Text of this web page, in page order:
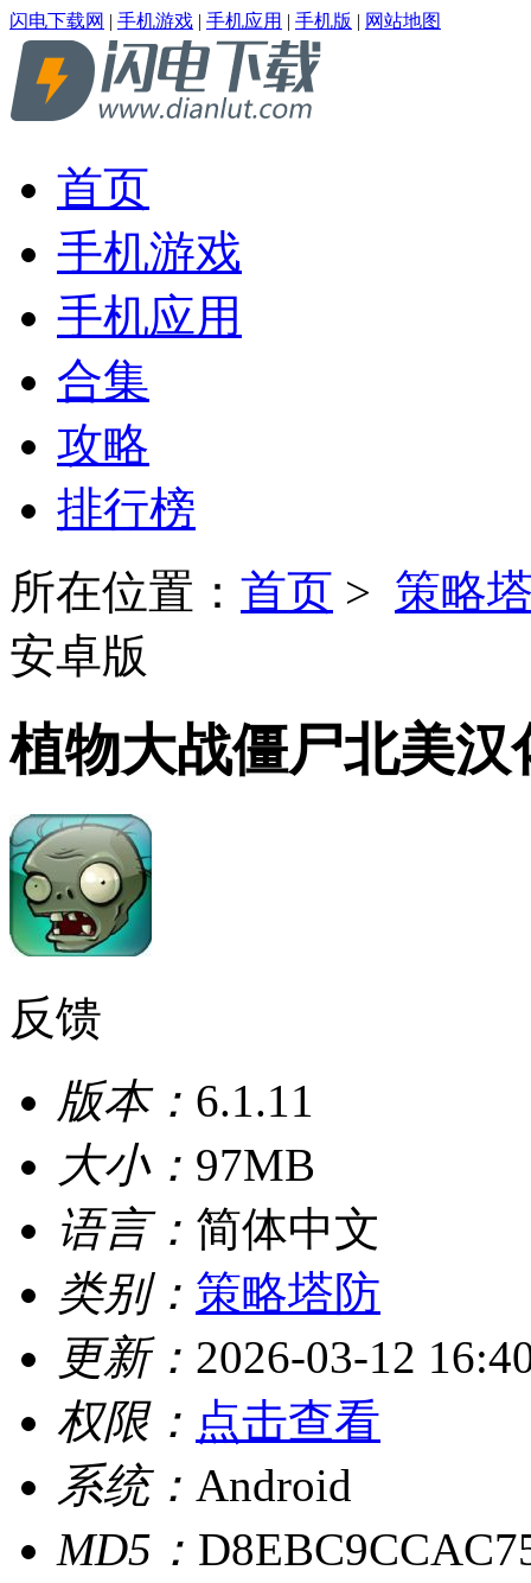
闪电下载网 | 手机游戏 | 手机应用 | 手机版 | 网站地图
首页
手机游戏
手机应用
合集
攻略
排行榜
所在位置： 首页 > 策略
安卓版
植物大战僵尸北美汉
反馈
版本： 6.1.11
大小： 97MB
语言： 简体中文
类别： 策略塔防
更新： 2026-03-12
权限： 点击查看
系统： Android
MD5：